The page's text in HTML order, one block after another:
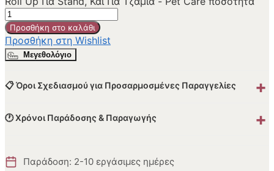
Προσθήκη στο καλάθι
Προσθήκη στη Wishlist
Μεγεθολόγιο
📋 Όροι Σχεδιασμού για Προσαρμοσμένες Παραγγελίες +
🕐 Χρόνοι Παράδοσης & Παραγωγής +
Παράδοση: 2-10 εργάσιμες ημέρες